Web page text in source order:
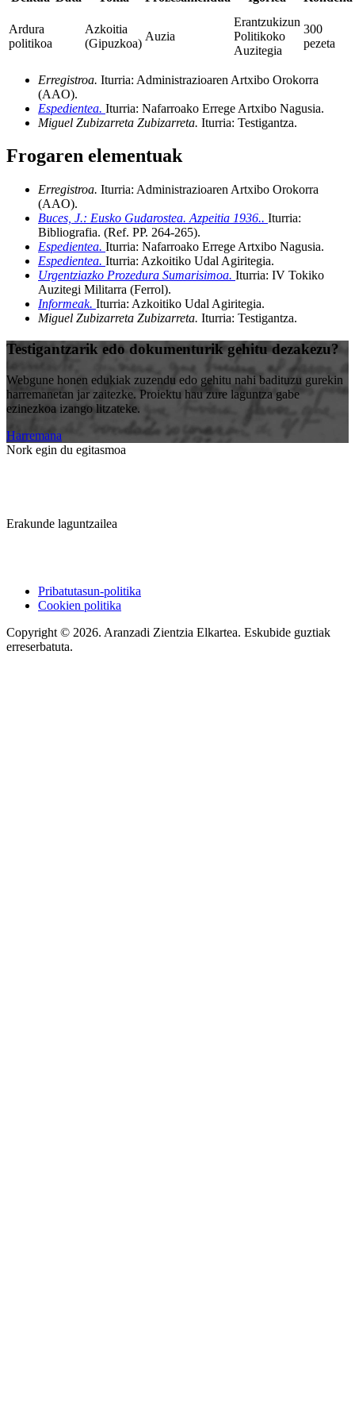
Ardura
politikoa
Azkoitia
(Gipuzkoa)
Auzia
Erantzukizun
Politikoko
Auzitegia
300
pezeta
Erregistroa. Iturria: Administrazioaren Artxibo Orokorra
(AAO).
Espedientea. Iturria: Nafarroako Errege Artxibo Nagusia.
Miguel Zubizarreta Zubizarreta. Iturria: Testigantza.
Frogaren elementuak
Erregistroa. Iturria: Administrazioaren Artxibo Orokorra
(AAO).
Buces, J.: Eusko Gudarostea. Azpeitia 1936.. Iturria:
Bibliografia. (Ref. PP. 264-265).
Espedientea. Iturria: Nafarroako Errege Artxibo Nagusia.
Espedientea. Iturria: Azkoitiko Udal Agiritegia.
Urgentziazko Prozedura Sumarisimoa. Iturria: IV Tokiko
Auzitegi Militarra (Ferrol).
Informeak. Iturria: Azkoitiko Udal Agiritegia.
Miguel Zubizarreta Zubizarreta. Iturria: Testigantza.
Testigantzarik edo dokumenturik gehitu dezakezu?
Webgune honen edukiak zuzendu edo gehitu nahi badituzu gurekin
harremanetan jar zaitezke. Proiektu hau zure laguntza gabe
ezinezkoa izango litzateke.
Harremana
Nork egin du egitasmoa
Erakunde laguntzailea
Pribatutasun-politika
Cookien politika
Copyright © 2026. Aranzadi Zientzia Elkartea. Eskubide guztiak
erreserbatuta.